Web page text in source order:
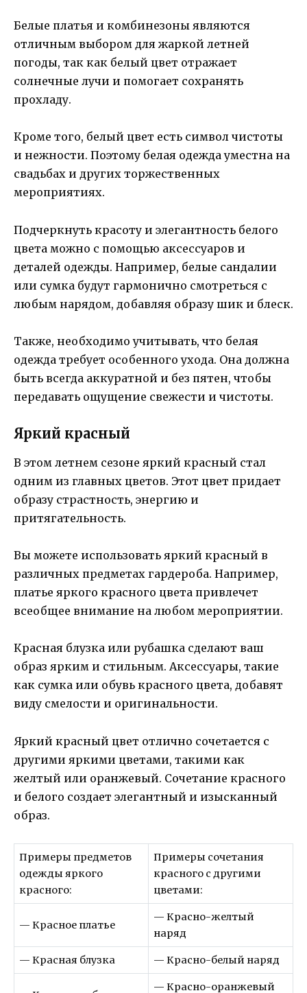
Белые платья и комбинезоны являются
отличным выбором для жаркой летней
погоды, так как белый цвет отражает
солнечные лучи и помогает сохранять
прохладу.
Кроме того, белый цвет есть символ чистоты
и нежности. Поэтому белая одежда уместна на
свадьбах и других торжественных
мероприятиях.
Подчеркнуть красоту и элегантность белого
цвета можно с помощью аксессуаров и
деталей одежды. Например, белые сандалии
или сумка будут гармонично смотреться с
любым нарядом, добавляя образу шик и блеск.
Также, необходимо учитывать, что белая
одежда требует особенного ухода. Она должна
быть всегда аккуратной и без пятен, чтобы
передавать ощущение свежести и чистоты.
Яркий красный
В этом летнем сезоне яркий красный стал
одним из главных цветов. Этот цвет придает
образу страстность, энергию и
притягательность.
Вы можете использовать яркий красный в
различных предметах гардероба. Например,
платье яркого красного цвета привлечет
всеобщее внимание на любом мероприятии.
Красная блузка или рубашка сделают ваш
образ ярким и стильным. Аксессуары, такие
как сумка или обувь красного цвета, добавят
виду смелости и оригинальности.
Яркий красный цвет отлично сочетается с
другими яркими цветами, такими как
желтый или оранжевый. Сочетание красного
и белого создает элегантный и изысканный
образ.
Примеры предметов
одежды яркого
красного:
Примеры сочетания
красного с другими
цветами:
— Красное платье
— Красно-желтый
наряд
— Красная блузка — Красно-белый наряд
— Красно-оранжевый